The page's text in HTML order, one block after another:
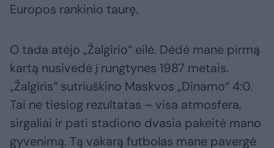
Europos rankinio taurę.
O tada atėjo „Žalgirio“ eilė. Dėdė mane pirmą
kartą nusivedė į rungtynes 1987 metais.
„Žalgiris“ sutriuškino Maskvos „Dinamo“ 4:0.
Tai ne tiesiog rezultatas – visa atmosfera,
sirgaliai ir pati stadiono dvasia pakeitė mano
gyvenimą. Tą vakarą futbolas mane pavergė